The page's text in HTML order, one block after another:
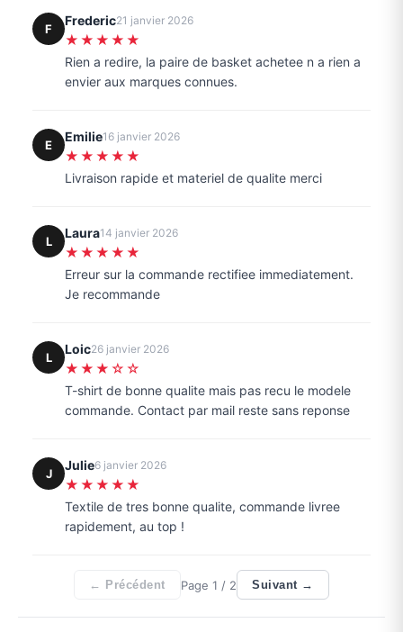
F
Frederic21 janvier 2026
★★★★★
Rien a redire, la paire de basket achetee n a rien a
envier aux marques connues.
E
Emilie16 janvier 2026
★★★★★
Livraison rapide et materiel de qualite merci
L
Laura14 janvier 2026
★★★★★
Erreur sur la commande rectifiee immediatement.
Je recommande
L
Loic26 janvier 2026
★★★☆☆
T-shirt de bonne qualite mais pas recu le modele
commande. Contact par mail reste sans reponse
J
Julie6 janvier 2026
★★★★★
Textile de tres bonne qualite, commande livree
rapidement, au top !
← Précédent Page1 / 2 Suivant →